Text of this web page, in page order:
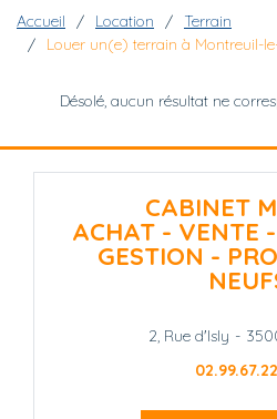
Fil d'Ariane
Accueil Location
Terrain
Louer un(e) terrain à Montreuil-
Désolé, aucun résultat ne
CABINET
ACHAT - VENTE
GESTION -
2, Rue d'Isly -